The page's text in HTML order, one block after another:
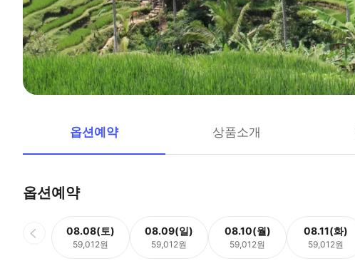
옵션예약 상품소개
옵션예약
08.08(토)
59,012원
08.09(일)
59,012원
08.10(월)
59,012원
08.11(화)
59,012원